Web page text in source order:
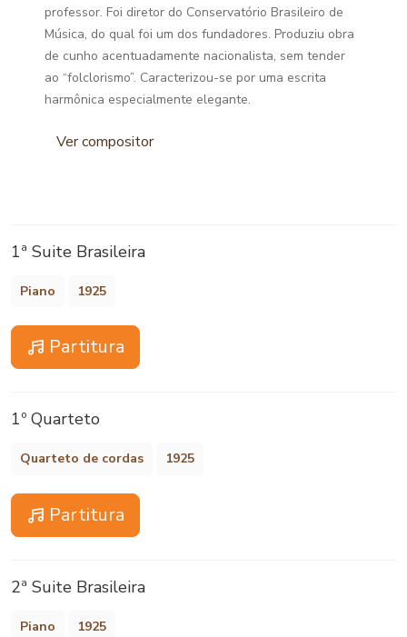
professor. Foi diretor do Conservatório Brasileiro de
Música, do qual foi um dos fundadores. Produziu obra
de cunho acentuadamente nacionalista, sem tender
ao “folclorismo”. Caracterizou-se por uma escrita
harmônica especialmente elegante.
Ver compositor
1ª Suite Brasileira
Piano 1925
Partitura
1º Quarteto
Quarteto de cordas 1925
Partitura
2ª Suite Brasileira
Piano 1925